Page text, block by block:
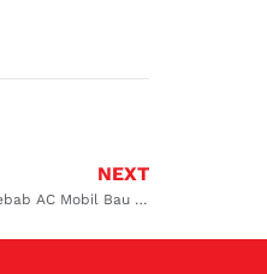
NEXT
4 Penyebab AC Mobil Bau Oli